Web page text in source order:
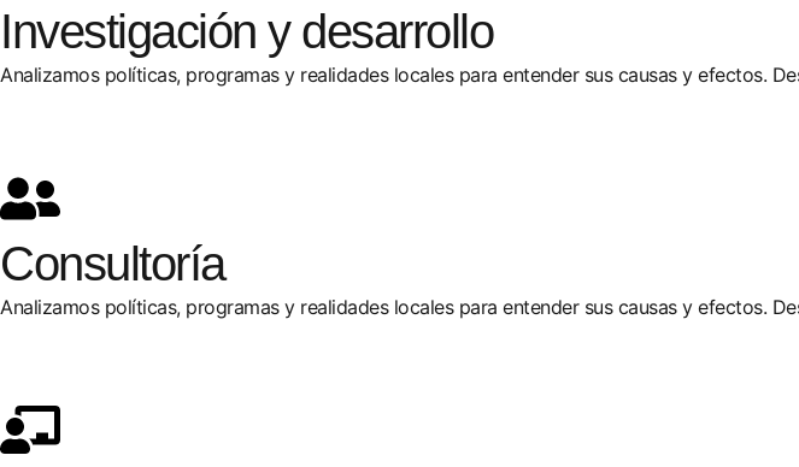
Investigación y desarrollo
Analizamos políticas, programas y realidades locales para entender sus causas y efectos.
Consultoría
Analizamos políticas, programas y realidades locales para entender sus causas y efectos.